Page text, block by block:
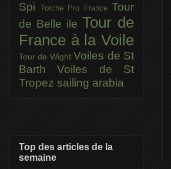
Spi Torche Pro France Tour
de Belle ile Tour de
France à la Voile
Tour de Wight Voiles de St
BarthVoiles de St
Tropez sailing arabia
Top des articles de la
semaine